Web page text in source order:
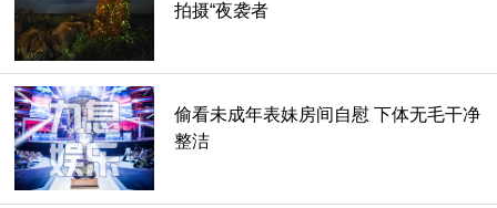
拍摄“夜袭者
偷看未成年表妹房间自慰 下体无毛干净
整洁